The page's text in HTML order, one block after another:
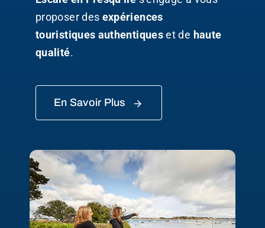
proposer des expériences
touristiques authentiqueset de haute
qualité.
En Savoir Plus